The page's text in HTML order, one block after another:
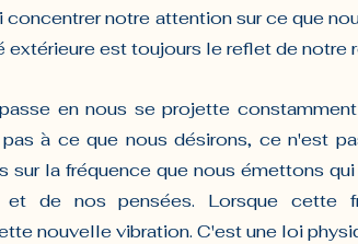
concentrer notre attention sur ce que
extérieure est toujours le reflet de notre
en nous se projette
à ce que nous désirons, ce n'est
sur la fréquence que nous émettons qui
de nos pensées. Lorsque cette
nouvelle vibration. C'est une loi